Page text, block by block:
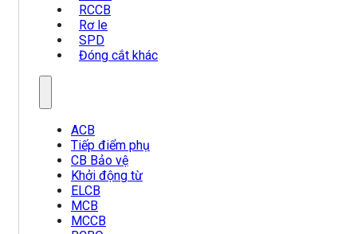
RCCB
Rơ le
SPD
Đóng cắt khác
ACB
Tiếp điểm phụ
CB Bảo vệ
Khởi động từ
ELCB
MCB
MCCB